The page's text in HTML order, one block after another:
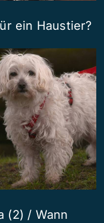
ein Haustier?
(2) / Wann